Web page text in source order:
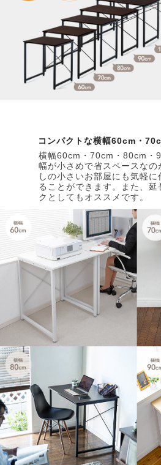
コンパクトな横幅60cm・
横幅60cm・70cm・80cm・
幅が小さめで省スペースなの
しの小さいお部屋にも気軽
ることができます。また、延
クとしてもオススメです。